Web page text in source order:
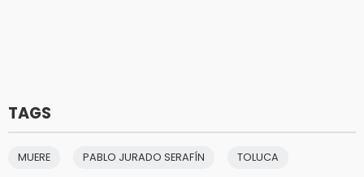
TAGS
MUERE PABLO JURADO SERAFÍN TOLUCA